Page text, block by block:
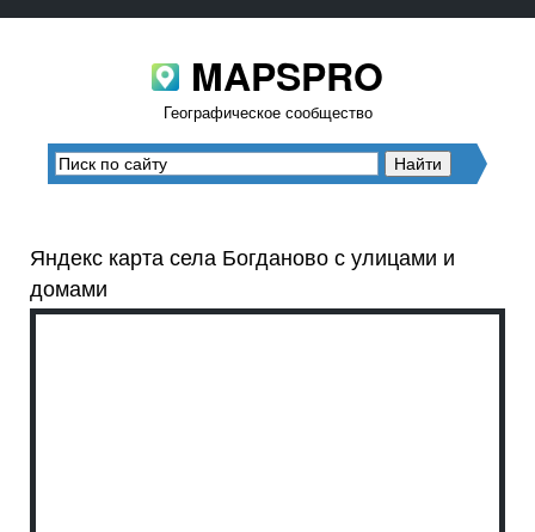
MAPSPRO
Географическое сообщество
Яндекс карта села Богданово с улицами и
домами